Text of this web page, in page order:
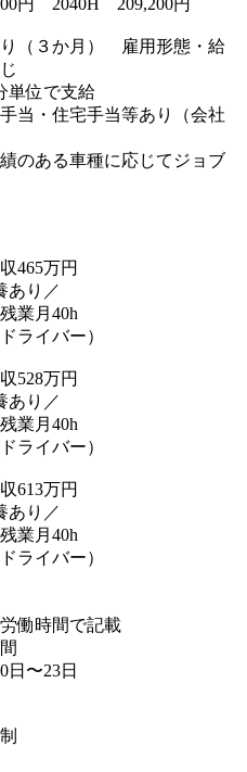
円 2040H 209,200円
（３か月） 雇用形態・給
位で支給
当・住宅手当等あり（会社
のある車種に応じてジョブ
465万円
あり／
業月40h
ライバー）
528万円
あり／
業月40h
ライバー）
613万円
あり／
業月40h
ライバー）
働時間で記載
〜23日